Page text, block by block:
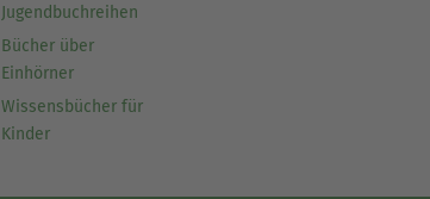
Jugendbuchreihen
Bücher über
Einhörner
Wissensbücher für
Kinder